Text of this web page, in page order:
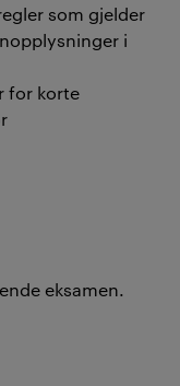
som gjelder
i
for korte
eksamen.